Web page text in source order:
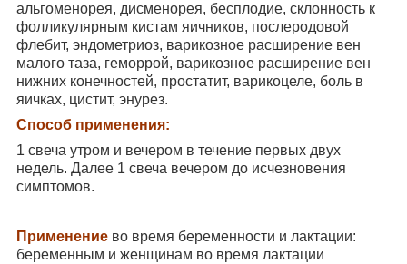
альгоменорея, дисменорея, бесплодие, склонность к
фолликулярным кистам яичников, послеродовой
флебит, эндометриоз, варикозное расширение вен
малого таза, геморрой, варикозное расширение вен
нижних конечностей, простатит, варикоцеле, боль в
яичках, цистит, энурез.
Способ применения:
1 свеча утром и вечером в течение первых двух
недель. Далее 1 свеча вечером до исчезновения
симптомов.
Применение во время беременности и лактации:
беременным и женщинам во время лактации